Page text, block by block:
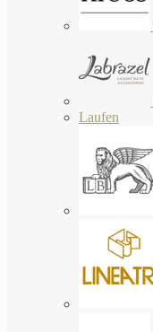
Laufen